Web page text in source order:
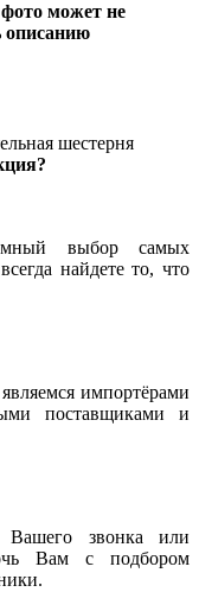
может не
описанию
шестерня
выбор самых
найдете то, что
импортёрами
поставщиками и
звонка или
Вам с подбором